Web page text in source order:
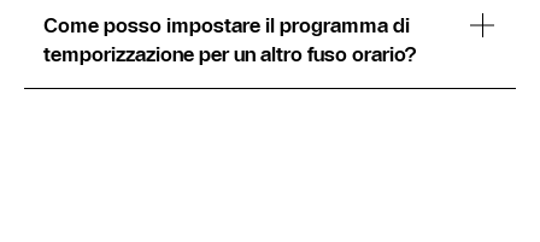
Come posso impostare il programma di
temporizzazione per un altro fuso orario?